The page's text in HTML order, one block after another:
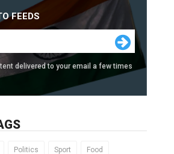
FEEDS
delivered to your email a few times
Politics Sport Food